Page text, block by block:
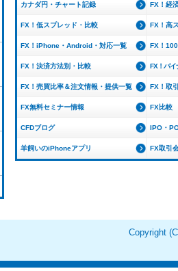
カナダ円・チャート記録 FX！経
FX！低スプレッド・比較 FX！高
FX！iPhone・Android・対応一覧 FX！
FX！決済方法別・比較 FX！バイ
FX！売買比率＆注文情報・提供一覧 FX！取
FX無料セミナー情報 FX比較
CFDブログ IPO・
羊飼いのiPhoneアプリ FX取引
Copyright